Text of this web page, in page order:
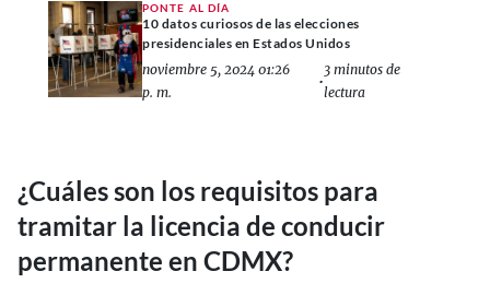
PONTE AL DÍA
10 datos curiosos de las elecciones
presidenciales en Estados Unidos
noviembre 5, 2024 01:26
p. m.
•
3 minutos de
lectura
¿Cuáles son los requisitos para
tramitar la licencia de conducir
permanente en CDMX?